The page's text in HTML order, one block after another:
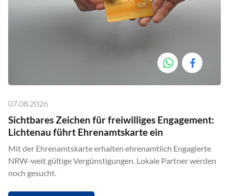
07.08.2026
Sichtbares Zeichen für freiwilliges Engagement:
Lichtenau führt Ehrenamtskarte ein
Mit der Ehrenamtskarte erhalten ehrenamtlich Engagierte
NRW-weit gültige Vergünstigungen. Lokale Partner werden
noch gesucht.